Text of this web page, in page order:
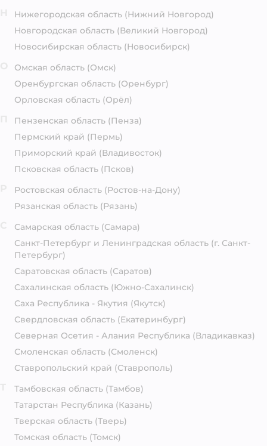
Нижегородская область (Нижний Новгород)
Новгородская область (Великий Новгород)
Новосибирская область (Новосибирск)
Омская область (Омск)
Оренбургская область (Оренбург)
Орловская область (Орёл)
Пензенская область (Пенза)
Пермский край (Пермь)
Приморский край (Владивосток)
Псковская область (Псков)
Ростовская область (Ростов-на-Дону)
Рязанская область (Рязань)
Самарская область (Самара)
Санкт-Петербург и Ленинградская область (г. Санкт-
Петербург)
Саратовская область (Саратов)
Сахалинская область (Южно-Сахалинск)
Саха Республика - Якутия (Якутск)
Свердловская область (Екатеринбург)
Северная Осетия - Алания Республика (Владикавказ)
Смоленская область (Смоленск)
Ставропольский край (Ставрополь)
Тамбовская область (Тамбов)
Татарстан Республика (Казань)
Тверская область (Тверь)
Томская область (Томск)